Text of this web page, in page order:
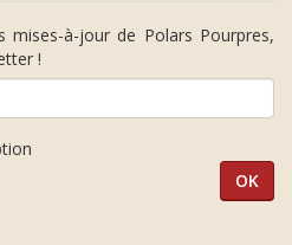
à-jour de Polars Pourpres,
!